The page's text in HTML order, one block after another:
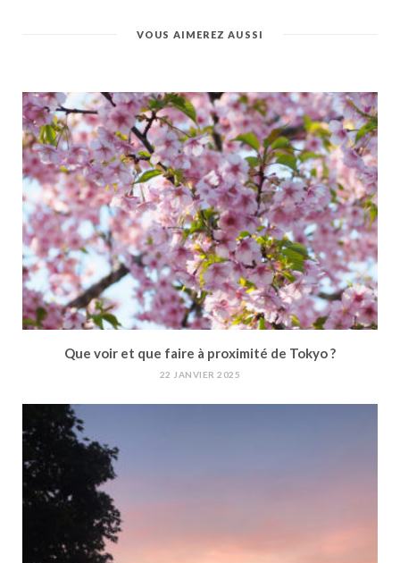
VOUS AIMEREZ AUSSI
Que voir et que faire à proximité de Tokyo ?
22 JANVIER 2025